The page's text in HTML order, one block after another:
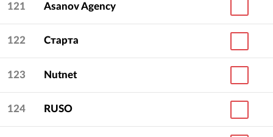
121 Asanov Agency
122 Старта
123 Nutnet
124 RUSO